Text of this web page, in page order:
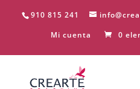
910 815 241
Mi cuenta
0